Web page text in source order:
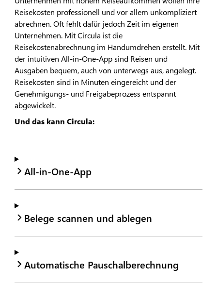
Reisekosten professionell und vor allem unkompliziert
abrechnen. Oft fehlt dafür jedoch Zeit im eigenen
Unternehmen. Mit Circula ist die
Reisekostenabrechnung im Handumdrehen erstellt. Mit
der intuitiven All-in-One-App sind Reisen und
Ausgaben bequem, auch von unterwegs aus, angelegt.
Reisekosten sind in Minuten eingereicht und der
Genehmigungs- und Freigabeprozess entspannt
abgewickelt.
Und das kann Circula:
All-in-One-App
Belege scannen und ablegen
Automatische Pauschalberechnung